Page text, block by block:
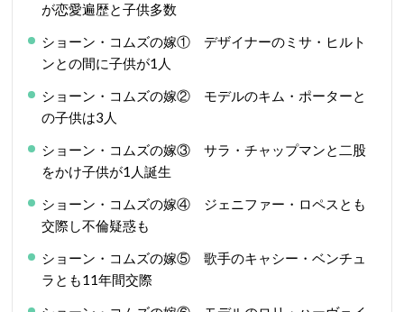
が恋愛遍歴と子供多数
ショーン・コムズの嫁① デザイナーのミサ・ヒルト
ンとの間に子供が1人
ショーン・コムズの嫁② モデルのキム・ポーターと
の子供は3人
ショーン・コムズの嫁③ サラ・チャップマンと二股
をかけ子供が1人誕生
ショーン・コムズの嫁④ ジェニファー・ロペスとも
交際し不倫疑惑も
ショーン・コムズの嫁⑤ 歌手のキャシー・ベンチュ
ラとも11年間交際